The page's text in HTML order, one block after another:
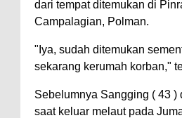
dari tempat ditemukan di
Campalagian, Polman.
"Iya, sudah ditemukan
sekarang kerumah korban,"
Sebelumnya Sangging ( 43 )
saat keluar melaut pada